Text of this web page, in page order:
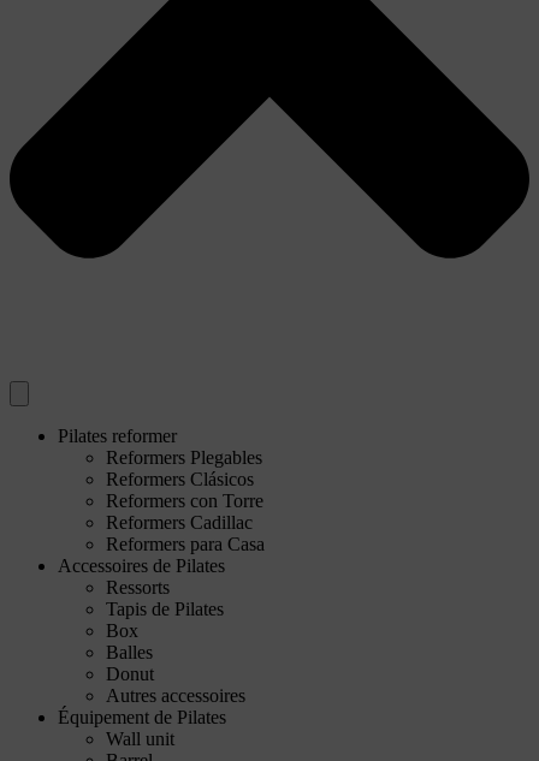
Pilates reformer
Reformers Plegables
Reformers Clásicos
Reformers con Torre
Reformers Cadillac
Reformers para Casa
Accessoires de Pilates
Ressorts
Tapis de Pilates
Box
Balles
Donut
Autres accessoires
Équipement de Pilates
Wall unit